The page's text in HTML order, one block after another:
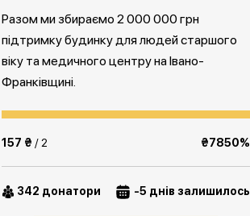
Разом ми збираємо 2 000 000 грн
підтримку будинку для людей старшого
віку та медичного центру на Івано-
Франківщині.
157 ₴ / 2 ₴7850%
342 донатори -5 днів залишилось